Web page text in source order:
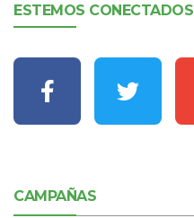
ESTEMOS CONECTADOS
CAMPAÑAS